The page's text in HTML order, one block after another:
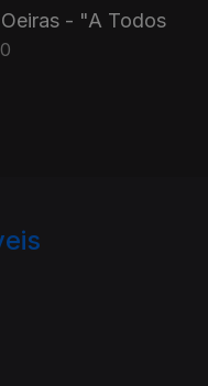
- "A Todos